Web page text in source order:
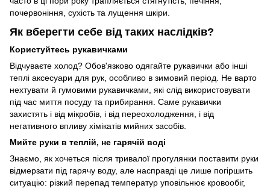
почервоніння, сухість та лущення шкіри.
Як вберегти себе від таких наслідків?
Користуйтесь рукавичками
Відчуваєте холод? Обов'язково одягайте рукавички або інші
теплі аксесуари для рук, особливо в зимовий період. Не варто
нехтувати й гумовими рукавичками, які слід використовувати
під час миття посуду та прибирання. Саме рукавички
захистять і від мікробів, і від переохолодження, і від
негативного впливу хімікатів мийних засобів.
Мийте руки в теплій, не гарячій воді
Знаємо, як хочеться після тривалої прогулянки поставити руки
відмерзати під гарячу воду, але насправді це лише погіршить
ситуацію: різкий перепад температур уповільнює кровообіг,